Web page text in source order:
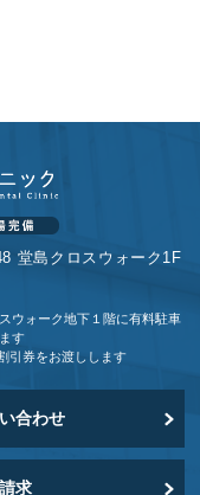
堂島クロスウォーク1F
ウォーク地下１階に有料駐車
す
引券をお渡しします
合わせ
求